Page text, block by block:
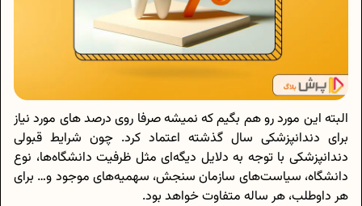
البته این مورد رو هم بگیم که نمیشه صرفا روی درصد های مورد نیاز
برای دندانپزشکی سال گذشته اعتماد کرد. چون شرایط قبولی‌
دندانپزشکی با توجه به دلایل دیگه‌ای مثل ظرفیت دانشگاه‌ها، نوع
دانشگاه، سیاست‌های سازمان سنجش، سهمیه‌های موجود و… برای
هر داوطلب، هر ساله متفاوت خواهد بود.